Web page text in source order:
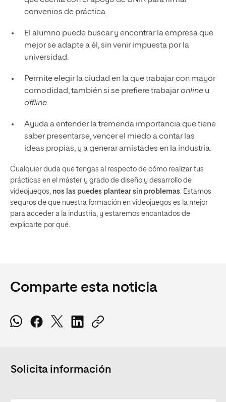
convenios de práctica.
El alumno puede buscar y encontrar la empresa que
mejor se adapte a él, sin venir impuesta por la
universidad.
Permite elegir la ciudad en la que trabajar con mayor
comodidad, también si se prefiere trabajaronlineu
offline.
Ayuda a entender la tremenda importancia que tiene
saber presentarse, vencer el miedo a contar las
ideas propias, y a generar amistades en la industria.
Cualquier duda que tengas al respecto de cómo realizar tus
prácticas en el máster y grado de diseño y desarrollo de
videojuegos, nos las puedes plantear sin problemas . Estamos
seguros de que nuestra formación en videojuegos es la mejor
para acceder a la industria, y estaremos encantados de
explicarte por qué.
Comparte esta noticia
Solicita información